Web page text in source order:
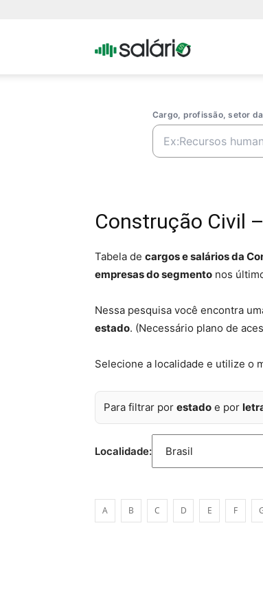
Portal
Cargo, profissão, setor
Construção Civil
Tabela de cargos e salários da
empresas do segmento nos
Nessa pesquisa você encontra
estado. (Necessário plano de
Selecione a localidade e utilize o
Para filtrar por estado e por
Localidade:
A B C D E F